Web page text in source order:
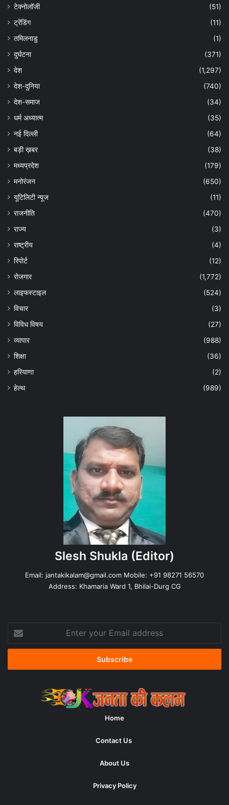
टेक्नोलॉजी
(51)
ट्रेंडिंग
(11)
तमिलनाडु
(1)
दुर्घटना
(371)
देश
(1,297)
देश-दुनिया
(740)
देश-समाज
(34)
धर्म अध्यात्म
(35)
नई दिल्ली
(64)
बड़ी ख़बर
(38)
मध्यप्रदेश
(179)
मनोरंजन
(650)
यूटिलिटी न्यूज
(11)
राजनीति
(470)
राज्य
(3)
राष्ट्रीय
(4)
रिपोर्ट
(12)
रोजगार
(1,772)
लाइफस्टाइल
(524)
विचार
(3)
विविध विषय
(27)
व्यापार
(988)
शिक्षा
(36)
हरियाणा
(2)
हेल्‍थ
(989)
Slesh Shukla (Editor)
Email: jantakikalam@gmail.com Mobile: +91 98271 56570
Address: Khamaria Ward 1, Bhilai-Durg CG
your
Email
Home
Contact Us
About Us
Privacy Policy